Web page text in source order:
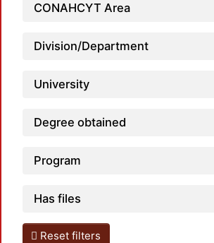
CONAHCYT Area
Division/Department
University
Degree obtained
Program
Has files
Reset filters